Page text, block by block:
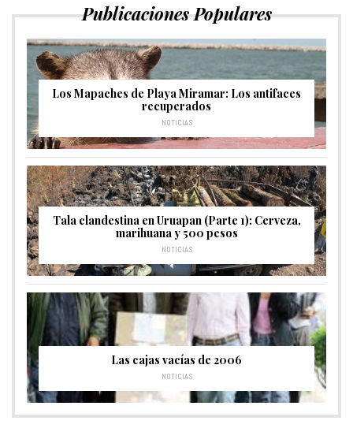
Publicaciones Populares
Los Mapaches de Playa Miramar: Los antifaces
recuperados
NOTICIAS
Tala clandestina en Uruapan (Parte 1): Cerveza,
marihuana y 500 pesos
NOTICIAS
Las cajas vacías de 2006
NOTICIAS